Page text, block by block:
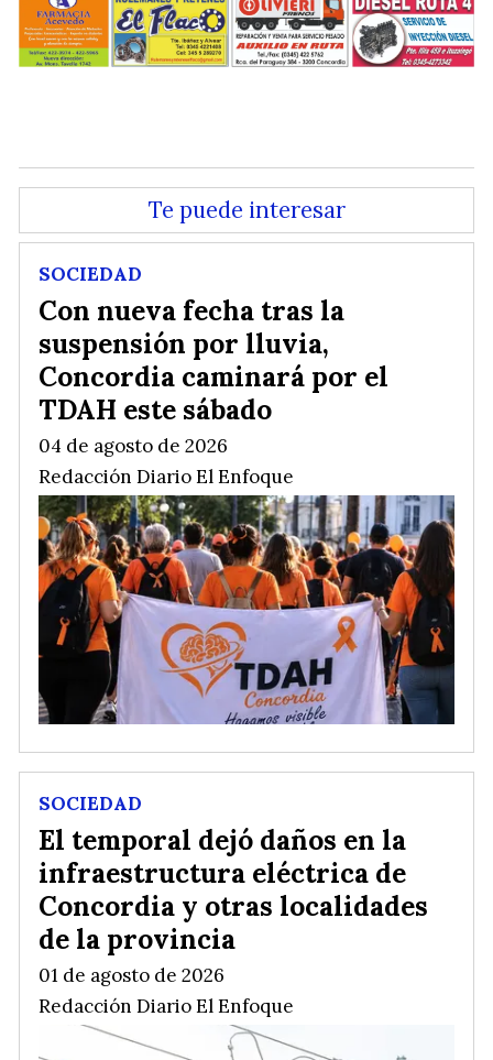
Te puede interesar
Con nueva fecha tras la
suspensión por lluvia,
Concordia caminará por el
TDAH este sábado
Redacción Diario El Enfoque
SOCIEDAD
04 de agosto de 2026
El temporal dejó daños en la
infraestructura eléctrica de
Concordia y otras localidades
de la provincia
Redacción Diario El Enfoque
SOCIEDAD
01 de agosto de 2026